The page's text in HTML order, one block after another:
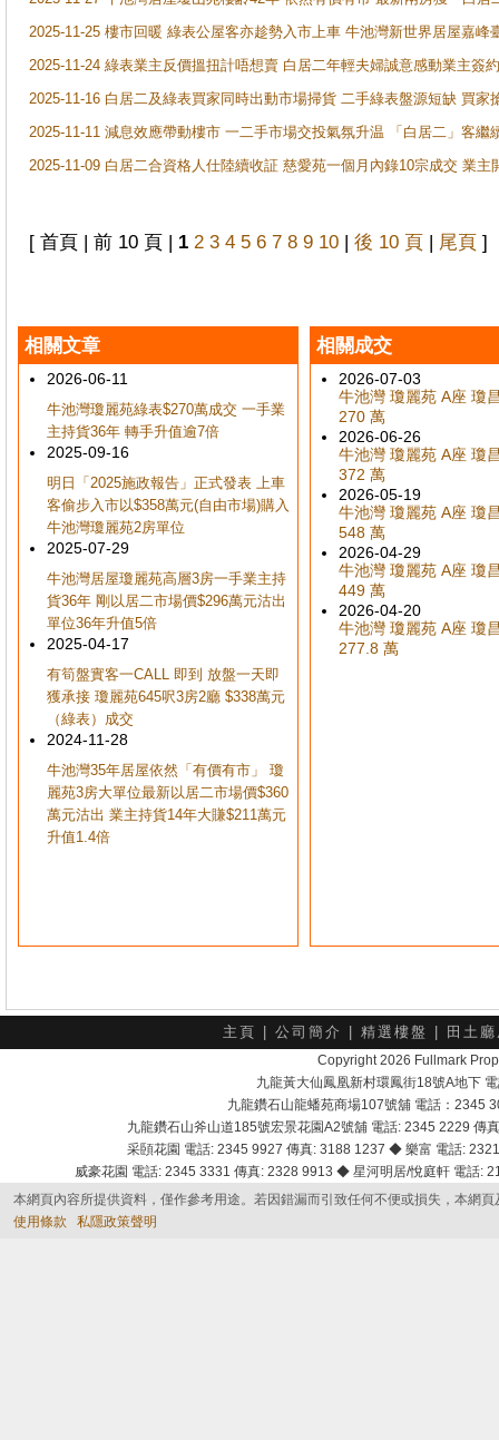
2025-11-25 樓市回暖 綠表公屋客亦趁勢入市上車 牛池灣新世界居屋嘉峰
2025-11-24 綠表業主反價搵扭計唔想賣 白居二年輕夫婦誠意感動業主簽
2025-11-16 白居二及綠表買家同時出動市場掃貨 二手綠表盤源短缺 買
2025-11-11 減息效應帶動樓市 一二手市場交投氣氛升温 「白居二」客
2025-11-09 白居二合資格人仕陸續收証 慈愛苑一個月內錄10宗成交 業
[ 首頁 | 前 10 頁 | 1 2 3 4 5 6 7 8 9 10 | 後 10 頁 | 尾頁 ]
相關文章
2026-06-11
牛池灣瓊麗苑綠表$270萬成交 一手業
主持貨36年 轉手升值逾7倍
2025-09-16
明日「2025施政報告」正式發表 上車
客偷步入市以$358萬元(自由市場)購入
牛池灣瓊麗苑2房單位
2025-07-29
牛池灣居屋瓊麗苑高層3房一手業主持
貨36年 剛以居二市場價$296萬元沽出
單位36年升值5倍
2025-04-17
有筍盤實客一CALL 即到 放盤一天即
獲承接 瓊麗苑645呎3房2廳 $338萬元
（綠表）成交
2024-11-28
牛池灣35年居屋依然「有價有市」 瓊
麗苑3房大單位最新以居二市場價$360
萬元沽出 業主持貨14年大賺$211萬元
升值1.4倍
相關成交
2026-07-03
牛池灣 瓊麗苑 A座 瓊
270 萬
2026-06-26
牛池灣 瓊麗苑 A座 瓊
372 萬
2026-05-19
牛池灣 瓊麗苑 A座 瓊
548 萬
2026-04-29
牛池灣 瓊麗苑 A座 瓊
449 萬
2026-04-20
牛池灣 瓊麗苑 A座 瓊
277.8 萬
主頁 公司簡介 精選樓盤 田土
Copyright 2026 Fullmark
九龍黃大仙鳳凰新村環鳳街18號A地下
九龍鑽石山龍蟠苑商場107號舖 電話：2345
九龍鑽石山斧山道185號宏景花園A2號舖 電話: 2345 2229
采頣花園 電話: 2345 9927 傳真: 3188 1237 ◆ 樂富 電話:
威豪花園 電話: 2345 3331 傳真: 2328 9913 ◆ 星河明居/悅庭軒 電話
本網頁內容所提供資料，僅作參考用途。若因錯漏而引致任何不便或損失，本網
使用條款
私隱政策聲明